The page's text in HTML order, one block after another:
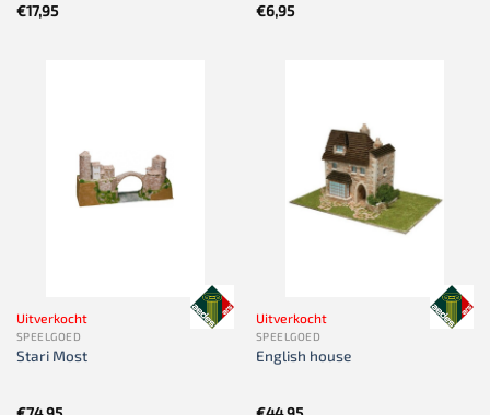
€17,95 €6,95
Uitverkocht
SPEELGOED
Stari Most
Uitverkocht
SPEELGOED
English house